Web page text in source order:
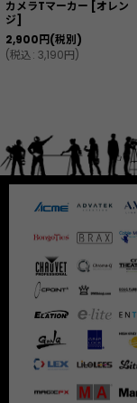
カメラTマーカー [オレン
ジ]
2,900円(税別)
(税込: 3,190円)